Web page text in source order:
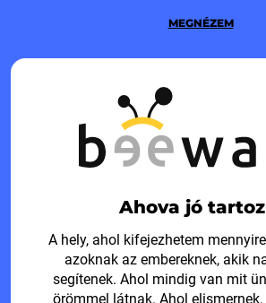
MEGNÉZEM
Ahova jó
A hely, ahol kifejezhetem
azoknak az embereknek, akik
segítenek. Ahol mindig van mit
örömmel látnak. Ahol